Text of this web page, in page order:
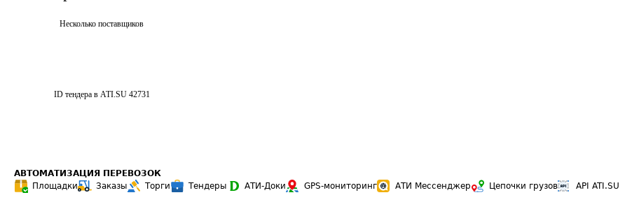
Несколько поставщиков
ID тендера в ATI.SU 42731
АВТОМАТИЗАЦИЯ ПЕРЕВОЗОК
Площадки
Заказы Торги Тендеры АТИ-Доки GPS-мониторинг АТИ Мессенджер Цепочки грузов API ATI.SU